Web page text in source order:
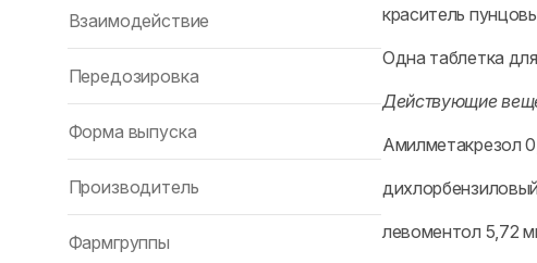
Взаимодействие
Передозировка
Форма выпуска
Производитель
Фармгруппы
краситель
Одна таблетка
Действующие
Амилметакрезол
левоментол 5,72